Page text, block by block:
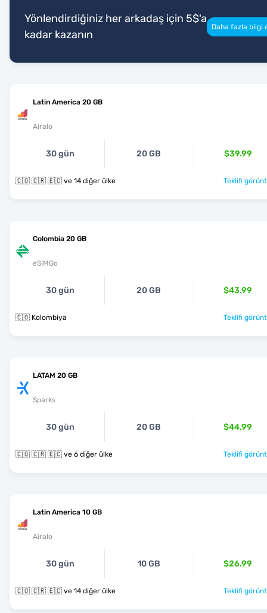
Yönlendirdiğiniz her arkadaş için 5$'a
kadar kazanın
Daha fazla bilgi
Latin America 20 GB
Airalo
30 gün 20 GB $39.99
🇨🇴 🇨🇷 🇪🇨 ve 14 diğer ülke Teklifi
Colombia 20 GB
eSIMGo
30 gün 20 GB $43.99
🇨🇴 Kolombiya Teklifi
LATAM 20 GB
Sparks
30 gün 20 GB $44.99
🇨🇴 🇨🇷 🇪🇨 ve 6 diğer ülke Teklifi
Latin America 10 GB
Airalo
30 gün 10 GB $26.99
🇨🇴 🇨🇷 🇪🇨 ve 14 diğer ülke Teklifi